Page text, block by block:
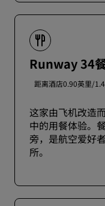
Runway 34
距离酒店0.90英里/
这家由飞机改造
中的用餐体验。
旁，是航空爱好
所。